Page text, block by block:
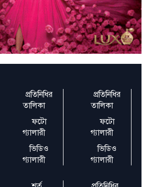
অগ্নিকাণ্ডের ৫ দিন পর সচিবালয়ে সাংবাদিকদের
প্রবেশ
রান নেই–উইকেট নেই, তবু ম্যাচসেরা
বৃহত্তর খুলনার প্রথম উচ্চশিক্ষা প্রতিষ্ঠান সরকারি
ব্রজলাল কল
প্রতিনিধির
তালিকা
ফটো
গ্যালারী
ভিডিও
গ্যালারী
প্রতিনিধির
তালিকা
ফটো
গ্যালারী
ভিডিও
গ্যালারী